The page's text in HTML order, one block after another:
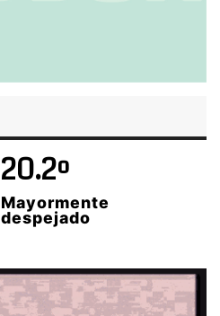
20.2º
Mayormente
despejado